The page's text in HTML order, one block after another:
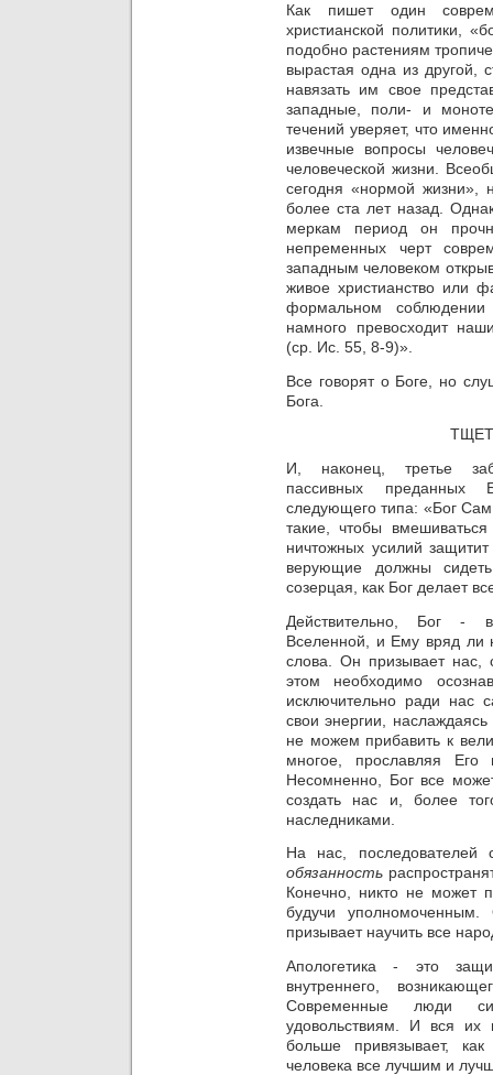
Как пишет один
христианской политики,
подобно растениям
вырастая одна из другой,
навязать им свое
западные, поли- и
течений уверяет, что
извечные вопросы
человеческой жизни.
сегодня «нормой жизни»,
более ста лет назад.
меркам период он
непременных черт
западным человеком
живое христианство или
формальном
намного превосходит
(ср. Ис. 55, 8-9)».
Все говорят о Боге, но
Бога.
И, наконец, третье
пассивных преданных
следующего типа: «Бог
такие, чтобы
ничтожных усилий
верующие должны
созерцая, как Бог делает
Действительно, Бог -
Вселенной, и Ему вряд
слова. Он призывает нас,
этом необходимо
исключительно ради нас
свои энергии,
не можем прибавить к
многое, прославляя
Несомненно, Бог все
создать нас и, более
наследниками.
На нас, последователей
обязанность
Конечно, никто не может
будучи
призывает научить все
Апологетика - это
внутреннего,
Современные люди
удовольствиям. И вся
больше привязывает,
человека все лучшим и